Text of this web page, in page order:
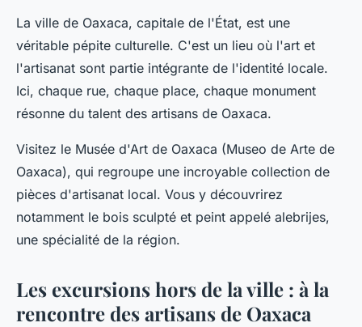
La ville de Oaxaca, capitale de l'État, est une
véritable pépite culturelle. C'est un lieu où l'art et
l'artisanat sont partie intégrante de l'identité locale.
Ici, chaque rue, chaque place, chaque monument
résonne du talent des artisans de Oaxaca.
Visitez le Musée d'Art de Oaxaca (Museo de Arte de
Oaxaca), qui regroupe une incroyable collection de
pièces d'artisanat local. Vous y découvrirez
notamment le bois sculpté et peint appelé alebrijes,
une spécialité de la région.
Les excursions hors de la ville : à la
rencontre des artisans de Oaxaca